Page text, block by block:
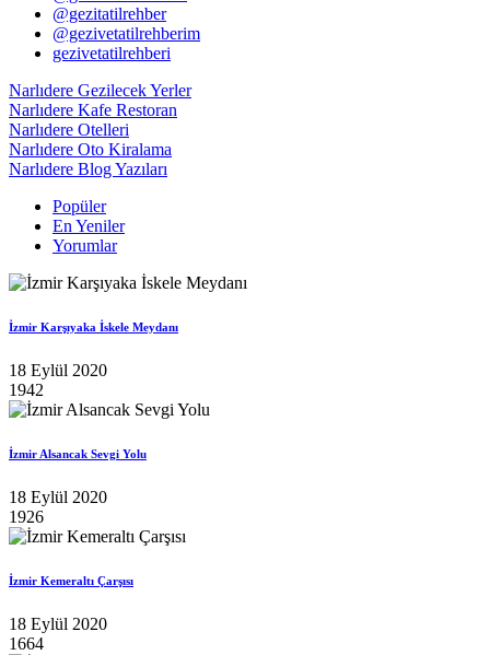
@gezitatilrehber
@gezivetatilrehberim
gezivetatilrehberi
Narlıdere Gezilecek Yerler
Narlıdere Kafe Restoran
Narlıdere Otelleri
Narlıdere Oto Kiralama
Narlıdere Blog Yazıları
Popüler
En Yeniler
Yorumlar
İzmir Karşıyaka İskele Meydanı
18 Eylül 2020
1942
İzmir Alsancak Sevgi Yolu
18 Eylül 2020
1926
İzmir Kemeraltı Çarşısı
18 Eylül 2020
1664